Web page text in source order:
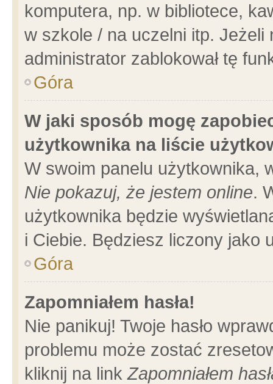
komputera, np. w bibliotece,
w szkole / na uczelni itp.
administrator zablokował tę
Góra
W jaki sposób mogę
użytkownika na liście
W swoim panelu użytkownika,
Nie pokazuj, że jestem online.
użytkownika będzie
i Ciebie. Będziesz liczony jako
Góra
Zapomniałem hasła!
Nie panikuj! Twoje hasło
problemu może zostać
kliknij na linkZapomniałem